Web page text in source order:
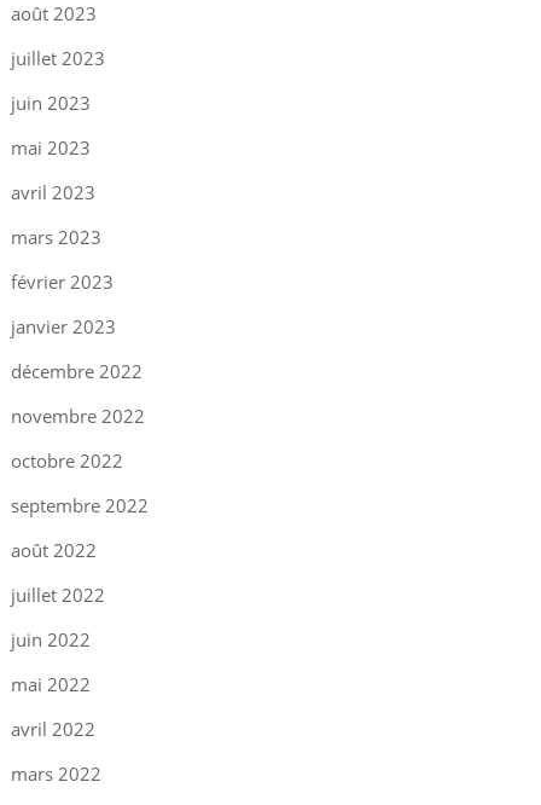
août 2023
juillet 2023
juin 2023
mai 2023
avril 2023
mars 2023
février 2023
janvier 2023
décembre 2022
novembre 2022
octobre 2022
septembre 2022
août 2022
juillet 2022
juin 2022
mai 2022
avril 2022
mars 2022